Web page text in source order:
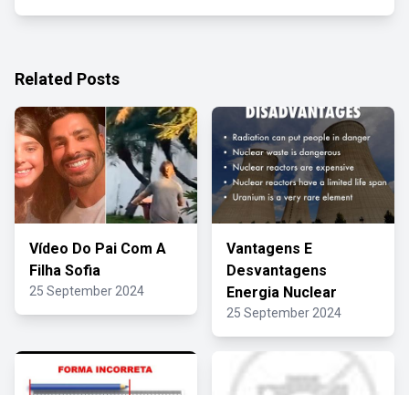
Related Posts
Vídeo Do Pai Com A
Filha Sofia
25 September 2024
Vantagens E
Desvantagens
Energia Nuclear
25 September 2024